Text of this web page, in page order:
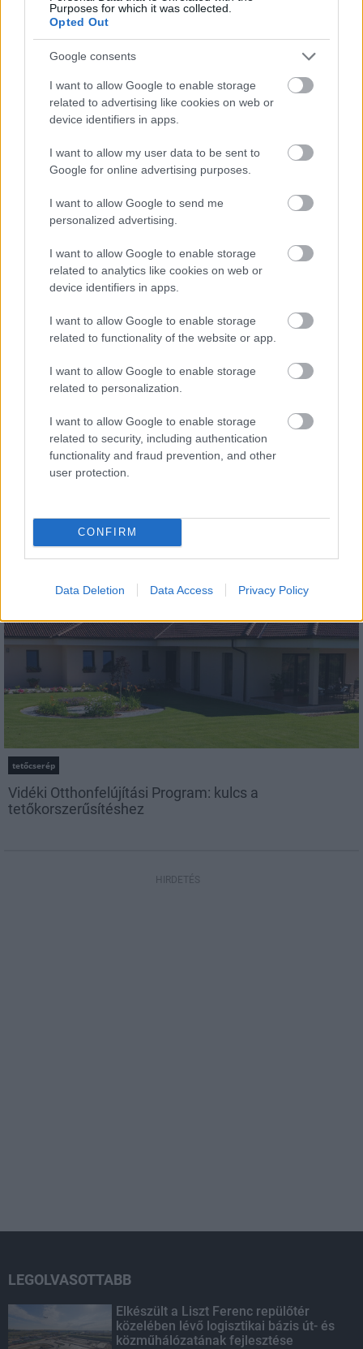
Purposes for which it was collected.
Opted Out
Google consents
I want to allow Google to enable storage
related to advertising like cookies on web or
device identifiers in apps.
I want to allow my user data to be sent to
Google for online advertising purposes.
I want to allow Google to send me
personalized advertising.
I want to allow Google to enable storage
related to analytics like cookies on web or
device identifiers in apps.
I want to allow Google to enable storage
related to functionality of the website or app.
I want to allow Google to enable storage
related to personalization.
I want to allow Google to enable storage
related to security, including authentication
functionality and fraud prevention, and other
user protection.
CONFIRM
Data Deletion Data Access Privacy Policy
tetőcserép
Tetőépítés -és felújítás? Legyen tudatos a
költségtervezésben!
tetőcserép
tetőcserép
Vidéki Otthonfelújítási Program: kulcs a
tetőkorszerűsítéshez
HIRDETÉS
LEGOLVASOTTABB
Elkészült a Liszt Ferenc repülőtér
közelében lévő logisztikai bázis út- és
közműhálózatának fejlesztése